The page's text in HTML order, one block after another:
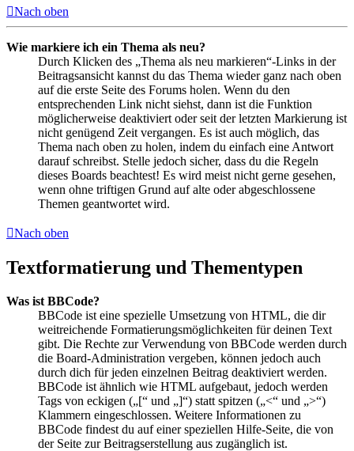
Nach oben
Wie markiere ich ein Thema als neu?
Durch Klicken des „Thema als neu markieren“-Links in der
Beitragsansicht kannst du das Thema wieder ganz nach oben
auf die erste Seite des Forums holen. Wenn du den
entsprechenden Link nicht siehst, dann ist die Funktion
möglicherweise deaktiviert oder seit der letzten Markierung ist
nicht genügend Zeit vergangen. Es ist auch möglich, das
Thema nach oben zu holen, indem du einfach eine Antwort
darauf schreibst. Stelle jedoch sicher, dass du die Regeln
dieses Boards beachtest! Es wird meist nicht gerne gesehen,
wenn ohne triftigen Grund auf alte oder abgeschlossene
Themen geantwortet wird.
Nach oben
Textformatierung und Thementypen
Was ist BBCode?
BBCode ist eine spezielle Umsetzung von HTML, die dir
weitreichende Formatierungsmöglichkeiten für deinen Text
gibt. Die Rechte zur Verwendung von BBCode werden durch
die Board-Administration vergeben, können jedoch auch
durch dich für jeden einzelnen Beitrag deaktiviert werden.
BBCode ist ähnlich wie HTML aufgebaut, jedoch werden
Tags von eckigen („[“ und „]“) statt spitzen („<“ und „>“)
Klammern eingeschlossen. Weitere Informationen zu
BBCode findest du auf einer speziellen Hilfe-Seite, die von
der Seite zur Beitragserstellung aus zugänglich ist.